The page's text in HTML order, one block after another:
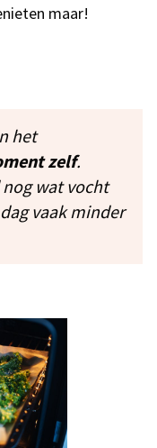
maar!
het
zelf.
wat vocht
vaak minder